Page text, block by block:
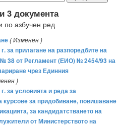
3 документа
по азбучен ред
( Изменен )
за прилагане на разпоредбите на
38 от Регламент (ЕИО) № 2454/93 на
чрез Единния
)
за условията и реда за
курсове за придобиване, повишаване
за кандидатстването на
от Министерството на